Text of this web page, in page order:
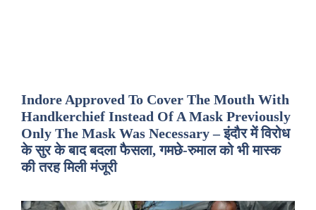
Indore Approved To Cover The Mouth With
Handkerchief Instead Of A Mask Previously
Only The Mask Was Necessary – इंदौर में विरोध
के सुर के बाद बदला फैसला, गमछे-रुमाल को भी मास्क
की तरह मिली मंजूरी